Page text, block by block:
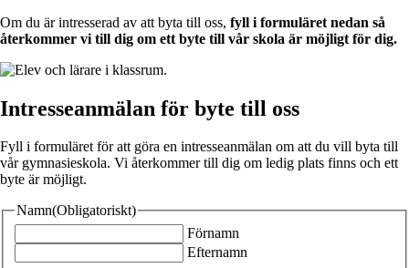
Om du är intresserad av att byta till oss, fyll i formuläret nedan så
återkommer vi till dig om ett byte till vår skola är möjligt för dig.
Intresseanmälan för byte till oss
Fyll i formuläret för att göra en intresseanmälan om att du vill byta till
vår gymnasieskola. Vi återkommer till dig om ledig plats finns och ett
byte är möjligt.
Namn(Obligatoriskt)
Förnamn
Efternamn